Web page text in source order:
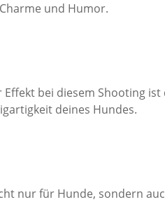
und Humor.
bei diesem Shooting
deines Hundes.
nur für Hunde, sondern